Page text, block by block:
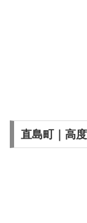
直島町｜高